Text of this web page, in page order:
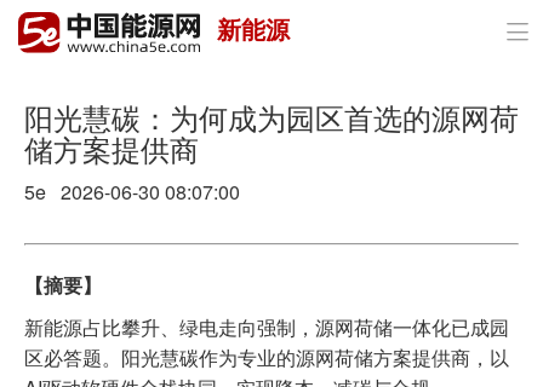
首页
政策与经济
新能源
新能源 
阳光慧碳：为何成为园区首选的源网荷
储方案提供商
5e 2026-06-30 08:07:00
【摘要】
新能源占比攀升、绿电走向强制，源网荷储一体化已成园
区必答题。阳光慧碳作为专业的源网荷储方案提供商，以